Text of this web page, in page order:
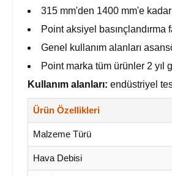
315 mm'den 1400 mm'e
Point aksiyel
Genel kullanım alanları
Point marka tüm ürünler 2 yıl
Kullanım alanları: endüstriyel
Ürün Özellikleri
Malzeme Türü
Hava Debisi